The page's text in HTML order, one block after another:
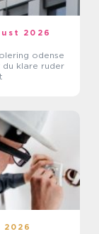
2026
odense
du klare ruder
2026